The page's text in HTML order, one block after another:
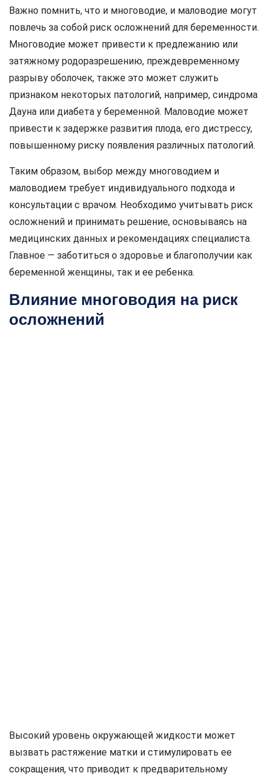
Важно помнить, что и многоводие, и маловодие могут
повлечь за собой риск осложнений для беременности.
Многоводие может привести к предлежанию или
затяжному родоразрешению, преждевременному
разрыву оболочек, также это может служить
признаком некоторых патологий, например, синдрома
Дауна или диабета у беременной. Маловодие может
привести к задержке развития плода, его дистрессу,
повышенному риску появления различных патологий.
Таким образом, выбор между многоводием и
маловодием требует индивидуального подхода и
консультации с врачом. Необходимо учитывать риск
осложнений и принимать решение, основываясь на
медицинских данных и рекомендациях специалиста.
Главное — заботиться о здоровье и благополучии как
беременной женщины, так и ее ребенка.
Влияние многоводия на риск
осложнений
Высокий уровень окружающей жидкости может
вызвать растяжение матки и стимулировать ее
сокращения, что приводит к предварительному